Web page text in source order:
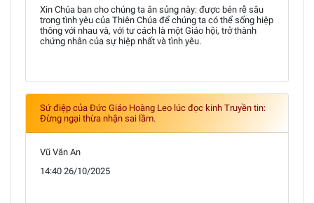
Xin Chúa ban cho chúng ta ân sủng này: được bén rễ sâu
trong tình yêu của Thiên Chúa để chúng ta có thể sống hiệp
thông với nhau và, với tư cách là một Giáo hội, trở thành
chứng nhân của sự hiệp nhất và tình yêu.
Sứ điệp của Đức Giáo Hoàng Leo lúc đọc kinh Truyền tin:
Đừng ngại thừa nhận sai lầm.
Vũ Văn An
14:40 26/10/2025